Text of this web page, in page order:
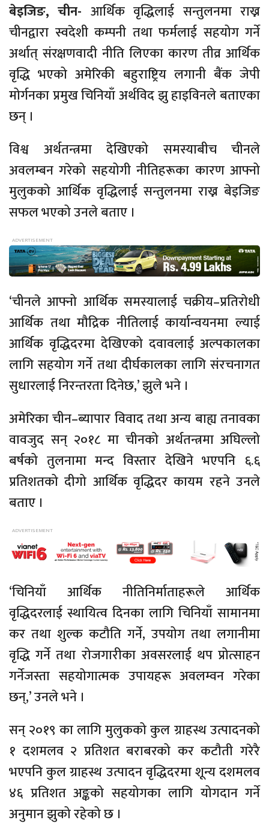
बेइजिङ, चीन- आर्थिक वृद्धिलाई सन्तुलनमा राख्न
चीनद्वारा स्वदेशी कम्पनी तथा फर्मलाई सहयोग गर्ने
अर्थात् संरक्षणवादी नीति लिएका कारण तीव्र आर्थिक
वृद्धि भएको अमेरिकी बहुराष्ट्रिय लगानी बैंक जेपी
मोर्गनका प्रमुख चिनियाँ अर्थविद झु हाइविनले बताएका
छन् ।
विश्व अर्थतन्त्रमा देखिएको समस्याबीच चीनले
अवलम्बन गरेको सहयोगी नीतिहरूका कारण आफ्नो
मुलुकको आर्थिक वृद्धिलाई सन्तुलनमा राख्न बेइजिङ
सफल भएको उनले बताए ।
‘चीनले आफ्नो आर्थिक समस्यालाई चक्रीय–प्रतिरोधी
आर्थिक तथा मौद्रिक नीतिलाई कार्यान्वयनमा ल्याई
आर्थिक वृद्धिदरमा देखिएको दवावलाई अल्पकालका
लागि सहयोग गर्ने तथा दीर्घकालका लागि संरचनागत
सुधारलाई निरन्तरता दिनेछ,’ झुले भने ।
अमेरिका चीन–ब्यापार विवाद तथा अन्य बाह्य तनावका
वावजुद सन् २०१८ मा चीनको अर्थतन्त्रमा अघिल्लो
बर्षको तुलनामा मन्द विस्तार देखिने भएपनि ६.६
प्रतिशतको दीगो आर्थिक वृद्धिदर कायम रहने उनले
बताए ।
‘चिनियाँ आर्थिक नीतिनिर्माताहरूले आर्थिक
वृद्धिदरलाई स्थायित्व दिनका लागि चिनियाँ सामानमा
कर तथा शुल्क कटौति गर्ने, उपयोग तथा लगानीमा
वृद्धि गर्ने तथा रोजगारीका अवसरलाई थप प्रोत्साहन
गर्नेजस्ता सहयोगात्मक उपायहरू अवलम्वन गरेका
छन्,’ उनले भने ।
सन् २०१९ का लागि मुलुकको कुल ग्राहस्थ उत्पादनको
१ दशमलव २ प्रतिशत बराबरको कर कटौती गरेरै
भएपनि कुल ग्राहस्थ उत्पादन वृद्धिदरमा शून्य दशमलव
४६ प्रतिशत अङ्कको सहयोगका लागि योगदान गर्ने
अनुमान झुको रहेको छ ।